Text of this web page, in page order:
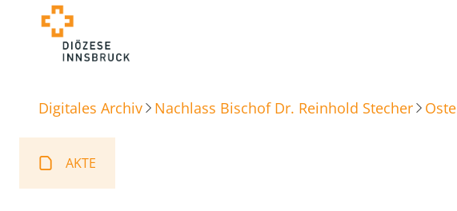
Digitales Archiv Nachlass Bischof Dr. Reinhold Stecher
AKTE